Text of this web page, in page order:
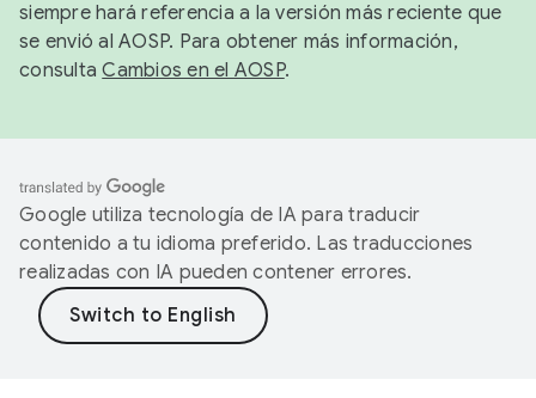
siempre hará referencia a la versión más reciente que
se envió al AOSP. Para obtener más información,
consultaCambios en el AOSP.
Google utiliza tecnología de IA para traducir
contenido a tu idioma preferido. Las traducciones
realizadas con IA pueden contener errores.